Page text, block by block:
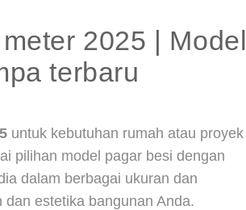
2025 | Model
terbaru
untuk kebutuhan rumah atau proyek
pilihan model pagar besi dengan
dalam berbagai ukuran dan
estetika bangunan Anda.